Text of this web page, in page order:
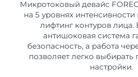
Микротоковый девайс
на 5 уровнях
лифтинг контуров лица.
антишоковая система
безопасность, а работа
позволяет легко
настройки.